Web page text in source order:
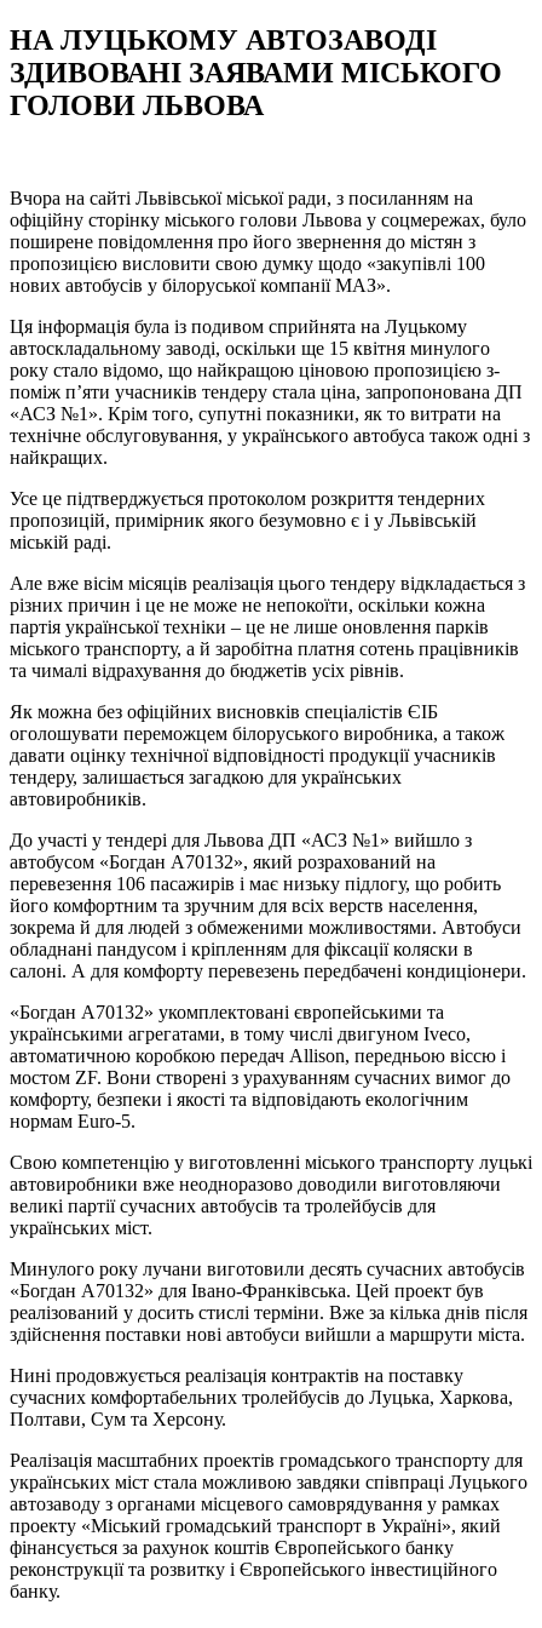
НА ЛУЦЬКОМУ АВТОЗАВОДІ
ЗДИВОВАНІ ЗАЯВАМИ МІСЬКОГО
ГОЛОВИ ЛЬВОВА
Вчора на сайті Львівської міської ради, з посиланням на
офіційну сторінку міського голови Львова у соцмережах, було
поширене повідомлення про його звернення до містян з
пропозицією висловити свою думку щодо «закупівлі 100
нових автобусів у білоруської компанії МАЗ».
Ця інформація була із подивом сприйнята на Луцькому
автоскладальному заводі, оскільки ще 15 квітня минулого
року стало відомо, що найкращою ціновою пропозицією з-
поміж п’яти учасників тендеру стала ціна, запропонована ДП
«АСЗ №1». Крім того, супутні показники, як то витрати на
технічне обслуговування, у українського автобуса також одні з
найкращих.
Усе це підтверджується протоколом розкриття тендерних
пропозицій, примірник якого безумовно є і у Львівській
міській раді.
Але вже вісім місяців реалізація цього тендеру відкладається з
різних причин і це не може не непокоїти, оскільки кожна
партія української техніки – це не лише оновлення парків
міського транспорту, а й заробітна платня сотень працівників
та чималі відрахування до бюджетів усіх рівнів.
Як можна без офіційних висновків спеціалістів ЄІБ
оголошувати переможцем білоруського виробника, а також
давати оцінку технічної відповідності продукції учасників
тендеру, залишається загадкою для українських
автовиробників.
До участі у тендері для Львова ДП «АСЗ №1» вийшло з
автобусом «Богдан А70132», який розрахований на
перевезення 106 пасажирів і має низьку підлогу, що робить
його комфортним та зручним для всіх верств населення,
зокрема й для людей з обмеженими можливостями. Автобуси
обладнані пандусом і кріпленням для фіксації коляски в
салоні. А для комфорту перевезень передбачені кондиціонери.
«Богдан А70132» укомплектовані європейськими та
українськими агрегатами, в тому числі двигуном Iveco,
автоматичною коробкою передач Allison, передньою віссю і
мостом ZF. Вони створені з урахуванням сучасних вимог до
комфорту, безпеки і якості та відповідають екологічним
нормам Euro-5.
Свою компетенцію у виготовленні міського транспорту луцькі
автовиробники вже неодноразово доводили виготовляючи
великі партії сучасних автобусів та тролейбусів для
українських міст.
Минулого року лучани виготовили десять сучасних автобусів
«Богдан А70132» для Івано-Франківська. Цей проект був
реалізований у досить стислі терміни. Вже за кілька днів після
здійснення поставки нові автобуси вийшли а маршрути міста.
Нині продовжується реалізація контрактів на поставку
сучасних комфортабельних тролейбусів до Луцька, Харкова,
Полтави, Сум та Херсону.
Реалізація масштабних проектів громадського транспорту для
українських міст стала можливою завдяки співпраці Луцького
автозаводу з органами місцевого самоврядування у рамках
проекту «Міський громадський транспорт в Україні», який
фінансується за рахунок коштів Європейського банку
реконструкції та розвитку і Європейського інвестиційного
банку.